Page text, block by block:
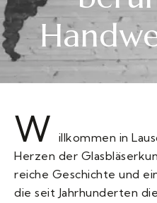
W illkommen in
Herzen der
reiche Geschichte und
die seit Jahrhunderten